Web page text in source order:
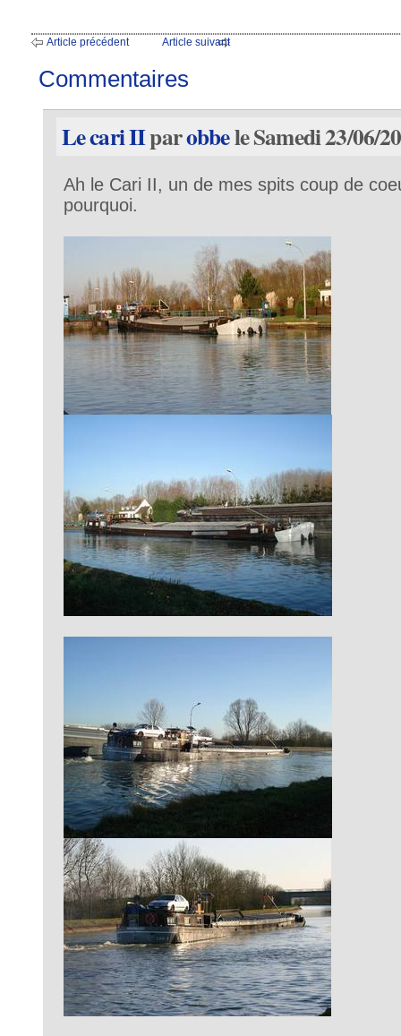
Article précédent Article suivant
Commentaires
Le cari IIparobbele Samedi 23/06/
Ah le Cari II, un de mes spits coup de
pourquoi.